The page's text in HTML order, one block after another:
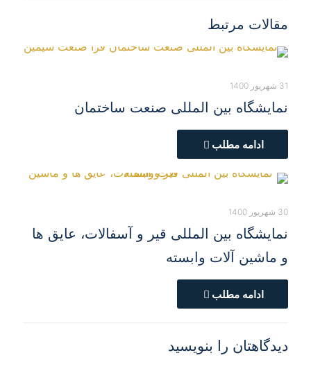
مقالات مرتبط
31 شهریور 1400
نمایشگاه بین المللی صنعت ساختمان
ادامه مطلب
30 شهریور 1400
نمایشگاه بین المللی قیر و آسفالات، عایق ها
و ماشین آلات وابسته
ادامه مطلب
دیدگاهتان را بنویسید